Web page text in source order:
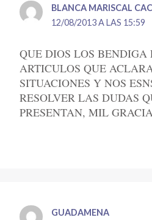
BLANCA MARISCAL
12/08/2013 A LAS 15:59
QUE DIOS LOS BENDIGA
ARTICULOS QUE
SITUACIONES Y NOS
RESOLVER LAS DUDAS
PRESENTAN, MIL
GUADAMENA